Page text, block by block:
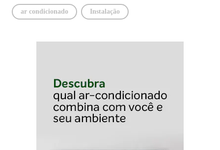
ar condicionado Instalação